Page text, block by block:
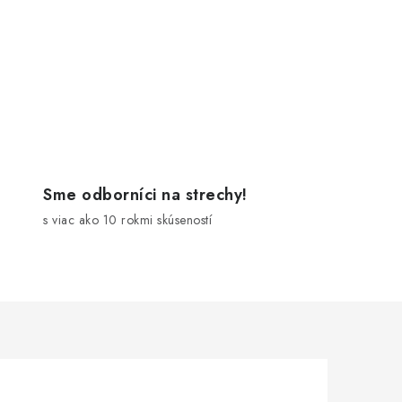
Sme odborníci na strechy!
s viac ako 10 rokmi skúseností